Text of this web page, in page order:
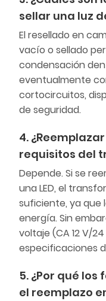
sellar una luz
El resellado en
vacío o sellado
condensación
eventualmente
cortocircuitos,
de seguridad.
4.
requisitos del
Depende. Si se
una LED, el
suficiente, ya que
energía. Sin
voltaje (CA 12 V/
especificaciones
5. ¿Por qué
el reemplazo